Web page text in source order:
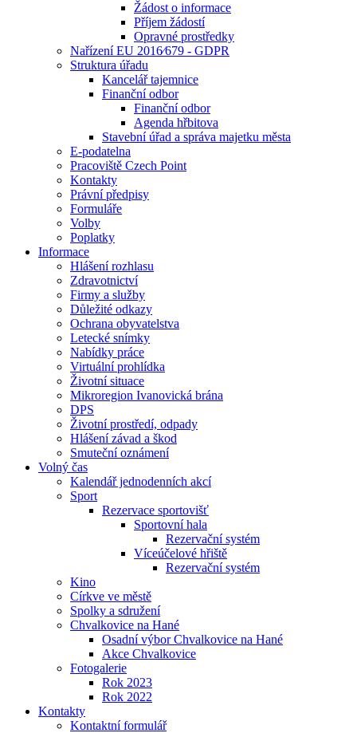
Žádost o informace
Příjem žádostí
Opravné prostředky
Nařízení EU 2016⁄679 - GDPR
Struktura úřadu
Kancelář tajemnice
Finanční odbor
Finanční odbor
Agenda hřbitova
Stavební úřad a správa majetku města
E-podatelna
Pracoviště Czech Point
Kontakty
Právní předpisy
Formuláře
Volby
Poplatky
Informace
Hlášení rozhlasu
Zdravotnictví
Firmy a služby
Důležité odkazy
Ochrana obyvatelstva
Letecké snímky
Nabídky práce
Virtuální prohlídka
Životní situace
Mikroregion Ivanovická brána
DPS
Životní prostředí, odpady
Hlášení závad a škod
Smuteční oznámení
Volný čas
Kalendář jednodenních akcí
Sport
Rezervace sportovišť
Sportovní hala
Rezervační systém
Víceúčelové hřiště
Rezervační systém
Kino
Církve ve městě
Spolky a sdružení
Chvalkovice na Hané
Osadní výbor Chvalkovice na Hané
Akce Chvalkovice
Fotogalerie
Rok 2023
Rok 2022
Kontakty
Kontaktní formulář